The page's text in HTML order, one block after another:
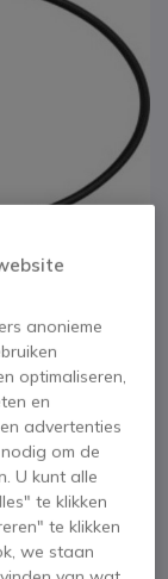
RJ9
van RJ45
anonieme
optimaliseren,
en
advertenties
om de
U kunt alle
te klikken
te klikken
we staan